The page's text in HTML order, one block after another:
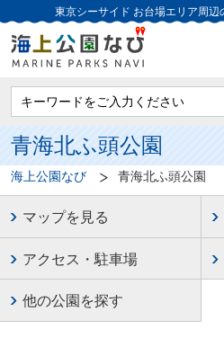
東京シーサイド お台場エリア周辺
青海北ふ頭公園
海上公園なび 青海北ふ頭公園
マップを見る
アクセス・駐車場
他の公園を探す